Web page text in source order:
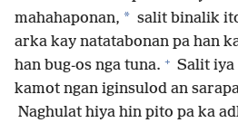
mahahaponan, * salit binalik
arka kay natatabonan pa han
han bug-os nga tuna. + Salit iya
kamot ngan iginsulod an
Naghulat hiya hin pito pa ka